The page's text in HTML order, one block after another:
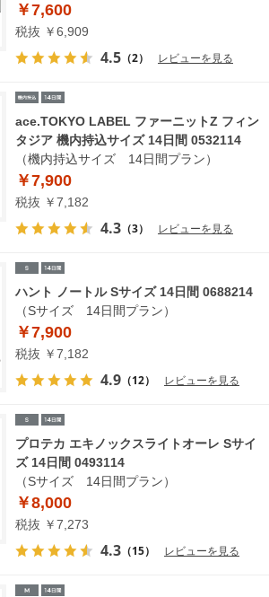
￥7,600
税抜 ￥6,909
4.5 （2） レビューを見る
ace.TOKYO LABEL ファーニットZ フィン
タジア 機内持込サイズ 14日間 0532114
（機内持込サイズ 14日間プラン）
￥7,900
税抜 ￥7,182
4.3 （3） レビューを見る
ハント ノートル Sサイズ 14日間 0688214
（Sサイズ 14日間プラン）
￥7,900
税抜 ￥7,182
4.9 （12） レビューを見る
プロテカ エキノックスライトオーレ Sサイ
ズ 14日間 0493114
（Sサイズ 14日間プラン）
￥8,000
税抜 ￥7,273
4.3 （15） レビューを見る